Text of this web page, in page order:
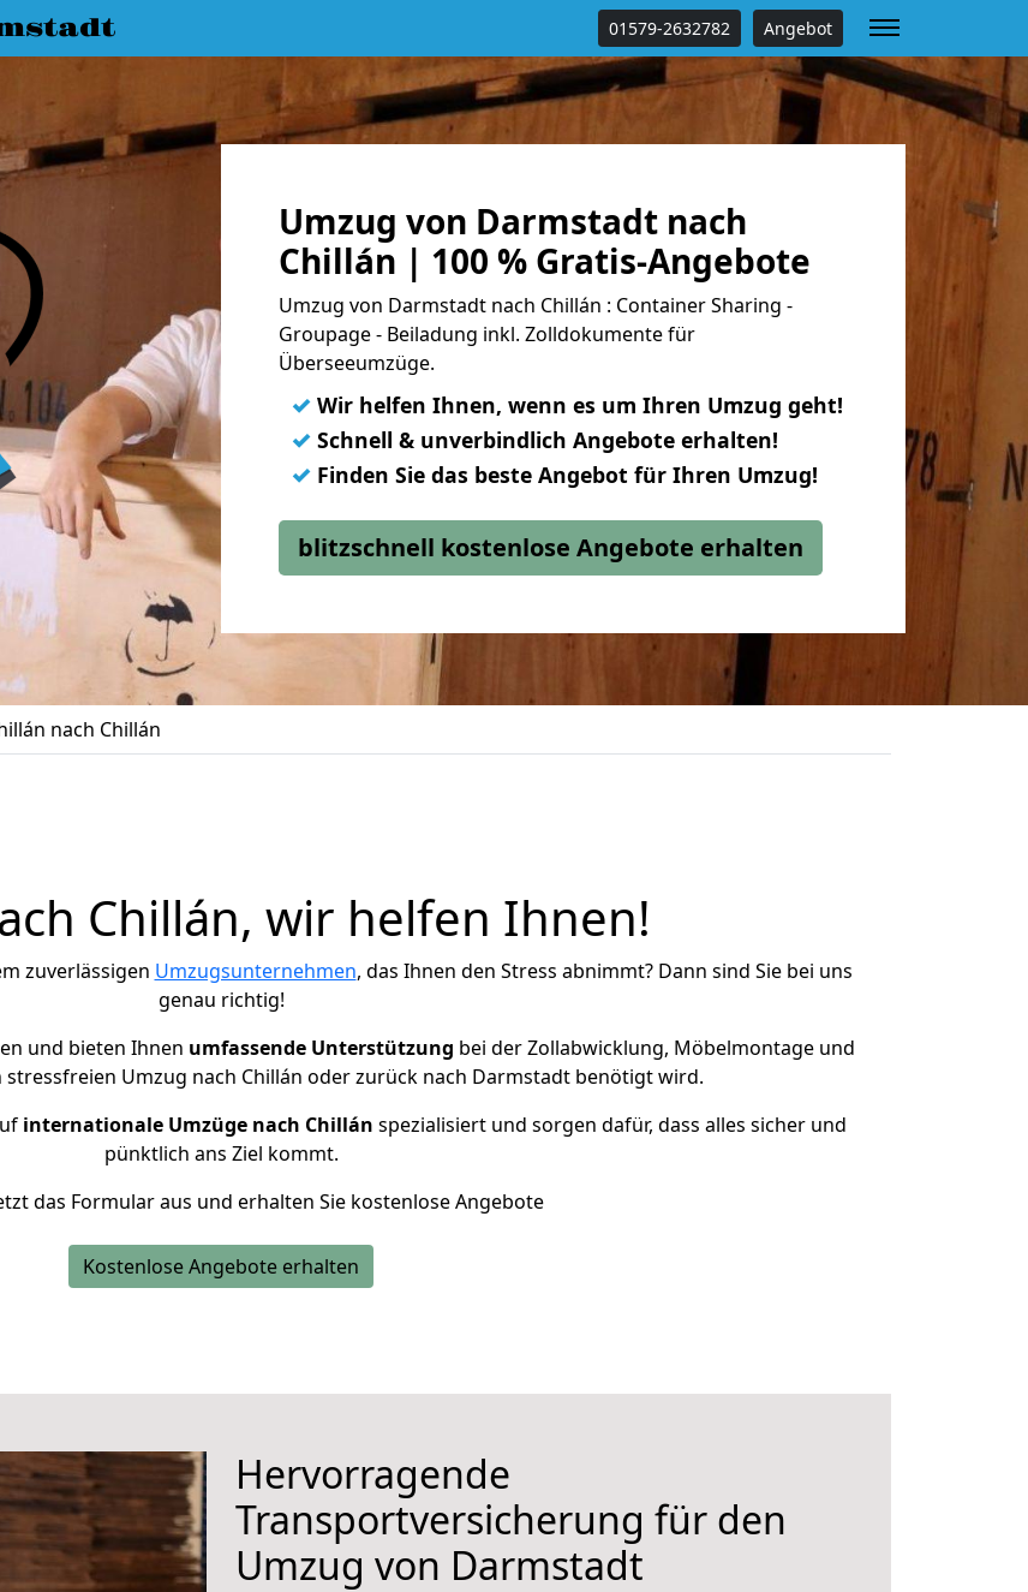
01579-2632782 Angebot
Umzug von Darmstadt nach
Chillán | 100 % Gratis-Angebote
Umzug von Darmstadt nach Chillán : Container Sharing -
Groupage - Beiladung inkl. Zolldokumente für
Überseeumzüge.
✓ Wir helfen Ihnen, wenn es um Ihren Umzug geht!
✓ Schnell & unverbindlich Angebote erhalten!
✓ Finden Sie das beste Angebot für Ihren Umzug!
blitzschnell kostenlose Angebote erhalten
nach Chillán
Chillán, wir helfen Ihnen!
zuverlässigen Umzugsunternehmen, das Ihnen den Stress abnimmt? Dann sind Sie bei uns
genau richtig!
und bieten Ihnen umfassende Unterstützung bei der Zollabwicklung, Möbelmontage und
Umzug nach Chillán oder zurück nach Darmstadt benötigt wird.
internationale Umzüge nach Chillán spezialisiert und sorgen dafür, dass alles sicher und
pünktlich ans Ziel kommt.
das Formular aus und erhalten Sie kostenlose Angebote
Kostenlose Angebote erhalten
Hervorragende
Transportversicherung für den
Umzug von Darmstadt